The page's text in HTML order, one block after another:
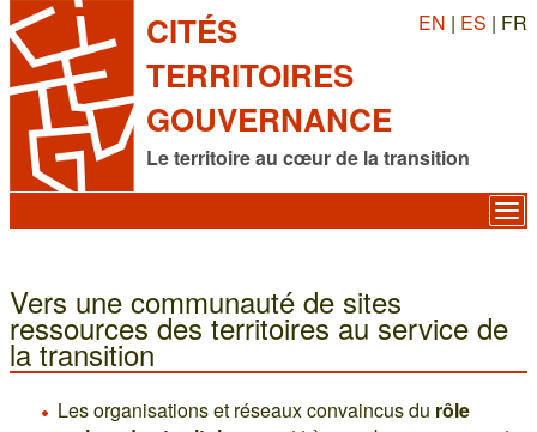
CITÉS
TERRITOIRES
GOUVERNANCE
Le territoire au cœur de la transition
EN | ES | FR
Vers une communauté de sites
ressources des territoires au service de
la transition
Les organisations et réseaux convaincus du rôle